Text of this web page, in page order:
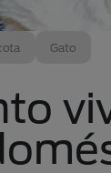
Gato